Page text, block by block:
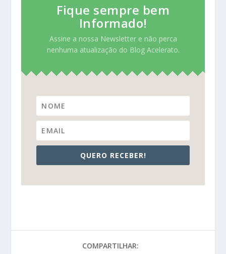
Fique sempre bem
Informado!
Assine a nossa Newsletter e não perca
nenhuma atualização do Blog Acelerato.
QUERO RECEBER!
COMPARTILHAR: